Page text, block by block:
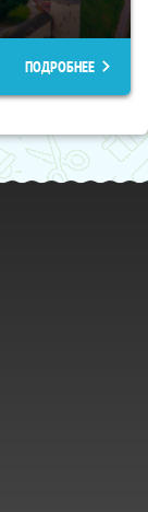
ПОДРОБНЕЕ